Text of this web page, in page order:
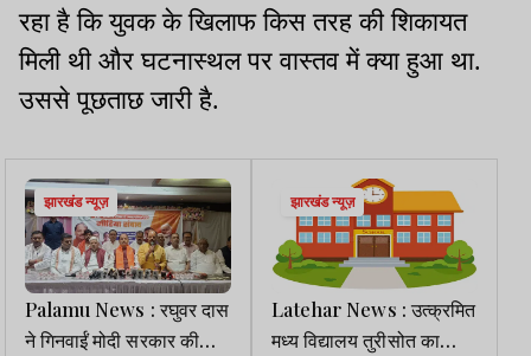
रहा है कि युवक के खिलाफ किस तरह की शिकायत
मिली थी और घटनास्थल पर वास्तव में क्या हुआ था.
उससे पूछताछ जारी है.
झारखंड न्यूज़
Palamu News : रघुवर दास
ने गिनवाईं मोदी सरकार की
झारखंड न्यूज़
Latehar News : उत्क्रमित
मध्य विद्यालय तुरीसोत का